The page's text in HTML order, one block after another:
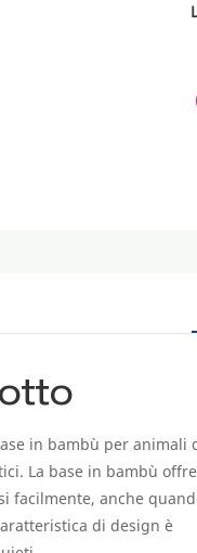
in bambù per animali
La base in bambù
facilmente, anche
di design è